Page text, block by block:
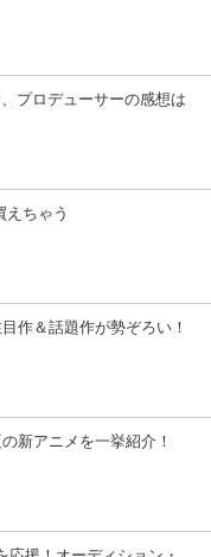
プロデューサーの感想は
えちゃう
作＆話題作が勢ぞろい！
新アニメを一挙紹介！